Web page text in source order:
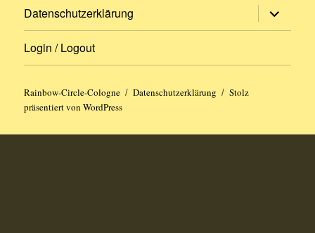
Datenschutzerklärung
öffnen
Login / Logout
Rainbow-Circle-Cologne Datenschutzerklärung
Stolz
präsentiert von WordPress